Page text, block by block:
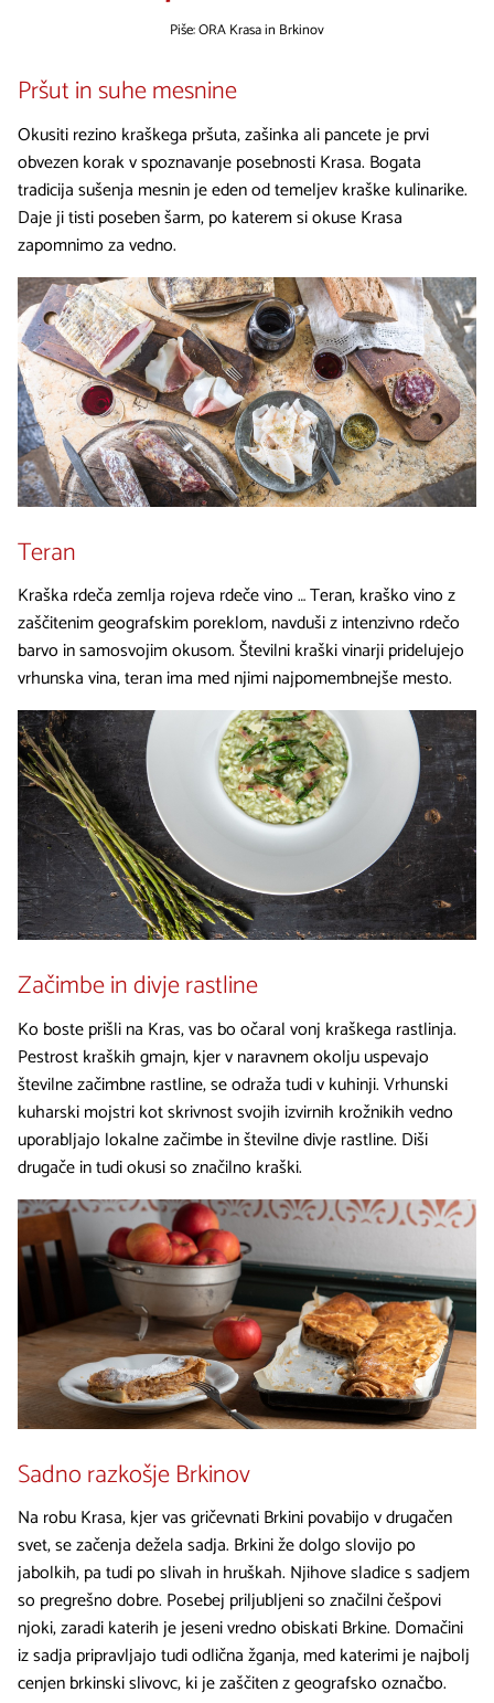
Piše: ORA Krasa in Brkinov
Pršut in suhe mesnine
Okusiti rezino kraškega pršuta, zašinka ali pancete je prvi
obvezen korak v spoznavanje posebnosti Krasa. Bogata
tradicija sušenja mesnin je eden od temeljev kraške kulinarike.
Daje ji tisti poseben šarm, po katerem si okuse Krasa
zapomnimo za vedno.
Teran
Kraška rdeča zemlja rojeva rdeče vino … Teran, kraško vino z
zaščitenim geografskim poreklom, navduši z intenzivno rdečo
barvo in samosvojim okusom. Številni kraški vinarji pridelujejo
vrhunska vina, teran ima med njimi najpomembnejše mesto.
Začimbe in divje rastline
Ko boste prišli na Kras, vas bo očaral vonj kraškega rastlinja.
Pestrost kraških gmajn, kjer v naravnem okolju uspevajo
številne začimbne rastline, se odraža tudi v kuhinji. Vrhunski
kuharski mojstri kot skrivnost svojih izvirnih krožnikih vedno
uporabljajo lokalne začimbe in številne divje rastline. Diši
drugače in tudi okusi so značilno kraški.
Sadno razkošje Brkinov
Na robu Krasa, kjer vas gričevnati Brkini povabijo v drugačen
svet, se začenja dežela sadja. Brkini že dolgo slovijo po
jabolkih, pa tudi po slivah in hruškah. Njihove sladice s sadjem
so pregrešno dobre. Posebej priljubljeni so značilni češpovi
njoki, zaradi katerih je jeseni vredno obiskati Brkine. Domačini
iz sadja pripravljajo tudi odlična žganja, med katerimi je najbolj
cenjen brkinski slivovc, ki je zaščiten z geografsko označbo.